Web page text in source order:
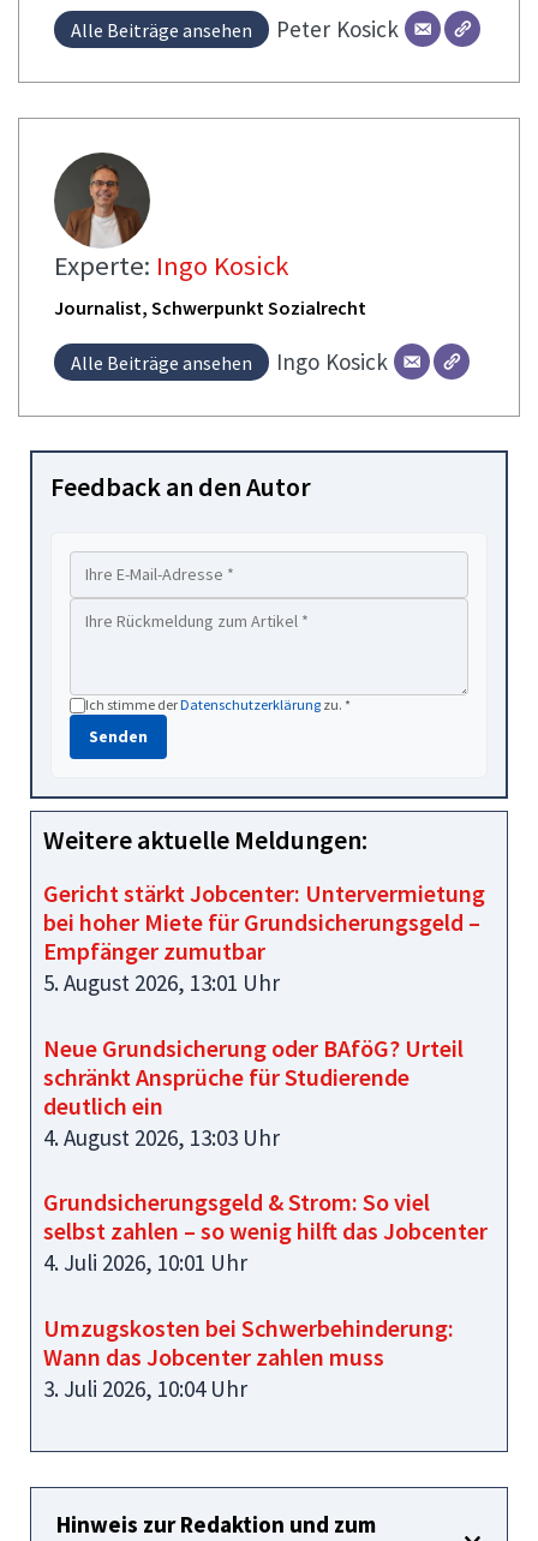
Alle Beiträge ansehen Peter Kosick
Experte: Ingo Kosick
Journalist, Schwerpunkt Sozialrecht
Alle Beiträge ansehen Ingo Kosick
Feedback an den Autor
Ich stimme derDatenschutzerklärung zu. *
Senden
Weitere aktuelle Meldungen:
Gericht stärkt Jobcenter: Untervermietung
bei hoher Miete für Grundsicherungsgeld –
Empfänger zumutbar
5. August 2026, 13:01 Uhr
Neue Grundsicherung oder BAföG? Urteil
schränkt Ansprüche für Studierende
deutlich ein
4. August 2026, 13:03 Uhr
Grundsicherungsgeld & Strom: So viel
selbst zahlen – so wenig hilft das Jobcenter
4. Juli 2026, 10:01 Uhr
Umzugskosten bei Schwerbehinderung:
Wann das Jobcenter zahlen muss
3. Juli 2026, 10:04 Uhr
Hinweis zur Redaktion und zum